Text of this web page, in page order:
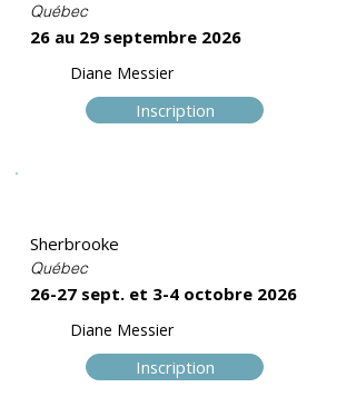
Québec
26 au 29 septembre 2026
Diane Messier
Inscription
Sherbrooke
Québec
26-27 sept. et 3-4 octobre 2026
Diane Messier
Inscription